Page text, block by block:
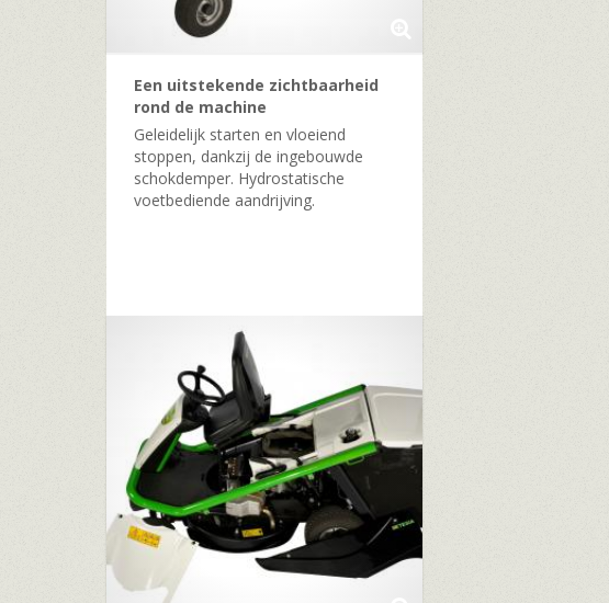
Een uitstekende zichtbaarheid
rond de machine
Geleidelijk starten en vloeiend
stoppen, dankzij de ingebouwde
schokdemper. Hydrostatische
voetbediende aandrijving.